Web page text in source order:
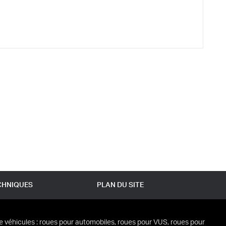
PLAN DU SITE
véhicules : roues pour automobiles, roues pour VUS, roues pour